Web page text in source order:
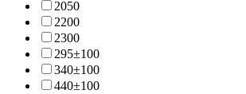
2050
2200
2300
295±100
340±100
440±100